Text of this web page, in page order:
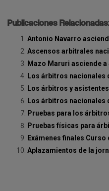
Publicaciones Relacionadas:
Antonio Navarro
Ascensos arbitrales
Mazo Maruri asciende a
Los árbitros nacionales
Los árbitros y
Los árbitros nacionales
Pruebas para los
Pruebas físicas para
Exámenes finales
Aplazamientos de la